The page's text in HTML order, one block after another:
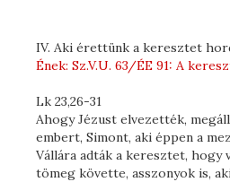
IV. Aki érettünk a keresztet
Ének: Sz.V.U. 63/ÉE 91: A
Lk 23,26-31
Ahogy Jézust elvezették,
embert, Simont, aki éppen a
Vállára adták a keresztet, hogy
tömeg követte, asszonyok is,